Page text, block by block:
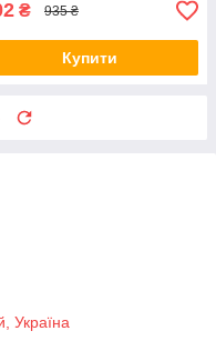
₴ 935 ₴
Купити
Україна